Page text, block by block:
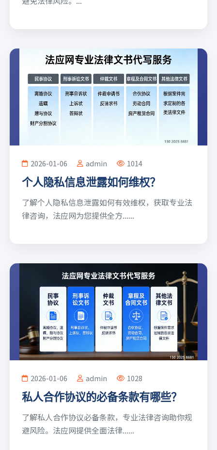
2026-01-06 admin 1014
个人隐私信息泄露如何维权？
了解个人隐私信息泄露如何有效维权，获取专业法
律咨询，法应网为您提供全方......
2026-01-06 admin 1028
私人合作协议的必备条款有哪些？
了解私人合作协议必备条款，专业法律咨询助你规
避风险。法应网提供全面法律......